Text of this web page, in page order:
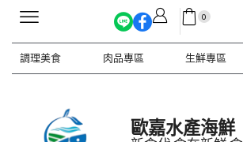
0
調理美食 肉品專區 生鮮專區
歐嘉水產海鮮